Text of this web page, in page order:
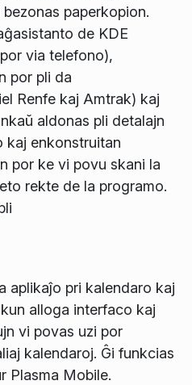
paperkopion.
de KDE
via telefono),
por pli da
Renfe kaj Amtrak) kaj
aldonas pli detalajn
kaj enkonstruitan
por ke vi povu skani la
rekte de la programo.
aplikaĵo pri kalendaro kaj
alloga interfaco kaj
vi povas uzi por
kalendaroj. Ĝi funkcias
Plasma Mobile.